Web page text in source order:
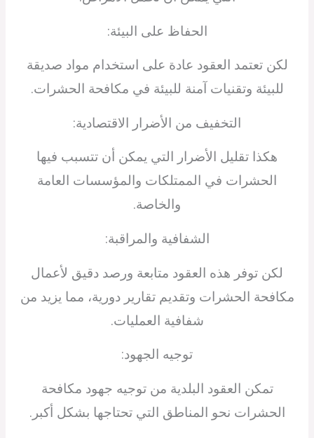
الحفاظ على البيئة:
لكن تعتمد العقود عادة على استخدام مواد صديقة
للبيئة وتقنيات آمنة للبيئة في مكافحة الحشرات.
التخفيف من الأضرار الاقتصادية:
هكذا تقليل الأضرار التي يمكن أن تتسبب فيها
الحشرات في الممتلكات والمؤسسات العامة
والخاصة.
الشفافية والمراقبة:
لكن توفر هذه العقود متابعة ورصد دقيق لأعمال
مكافحة الحشرات وتقديم تقارير دورية، مما يزيد من
شفافية العمليات.
توجيه الجهود:
تمكن العقود البلدية من توجيه جهود مكافحة
الحشرات نحو المناطق التي تحتاجها بشكل أكبر.